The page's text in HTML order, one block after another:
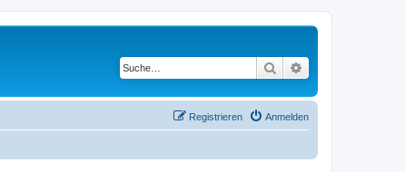
Suche
Anmelden
Registrieren